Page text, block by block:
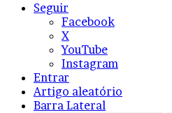
Seguir
Facebook
X
YouTube
Instagram
Entrar
Artigo aleatório
Barra Lateral